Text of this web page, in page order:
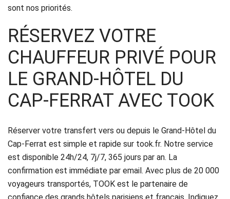
sont nos priorités.
RÉSERVEZ VOTRE
CHAUFFEUR PRIVÉ POUR
LE GRAND-HÔTEL DU
CAP-FERRAT AVEC TOOK
Réserver votre transfert vers ou depuis le Grand-Hôtel du
Cap-Ferrat est simple et rapide sur took.fr. Notre service
est disponible 24h/24, 7j/7, 365 jours par an. La
confirmation est immédiate par email. Avec plus de 20 000
voyageurs transportés, TOOK est le partenaire de